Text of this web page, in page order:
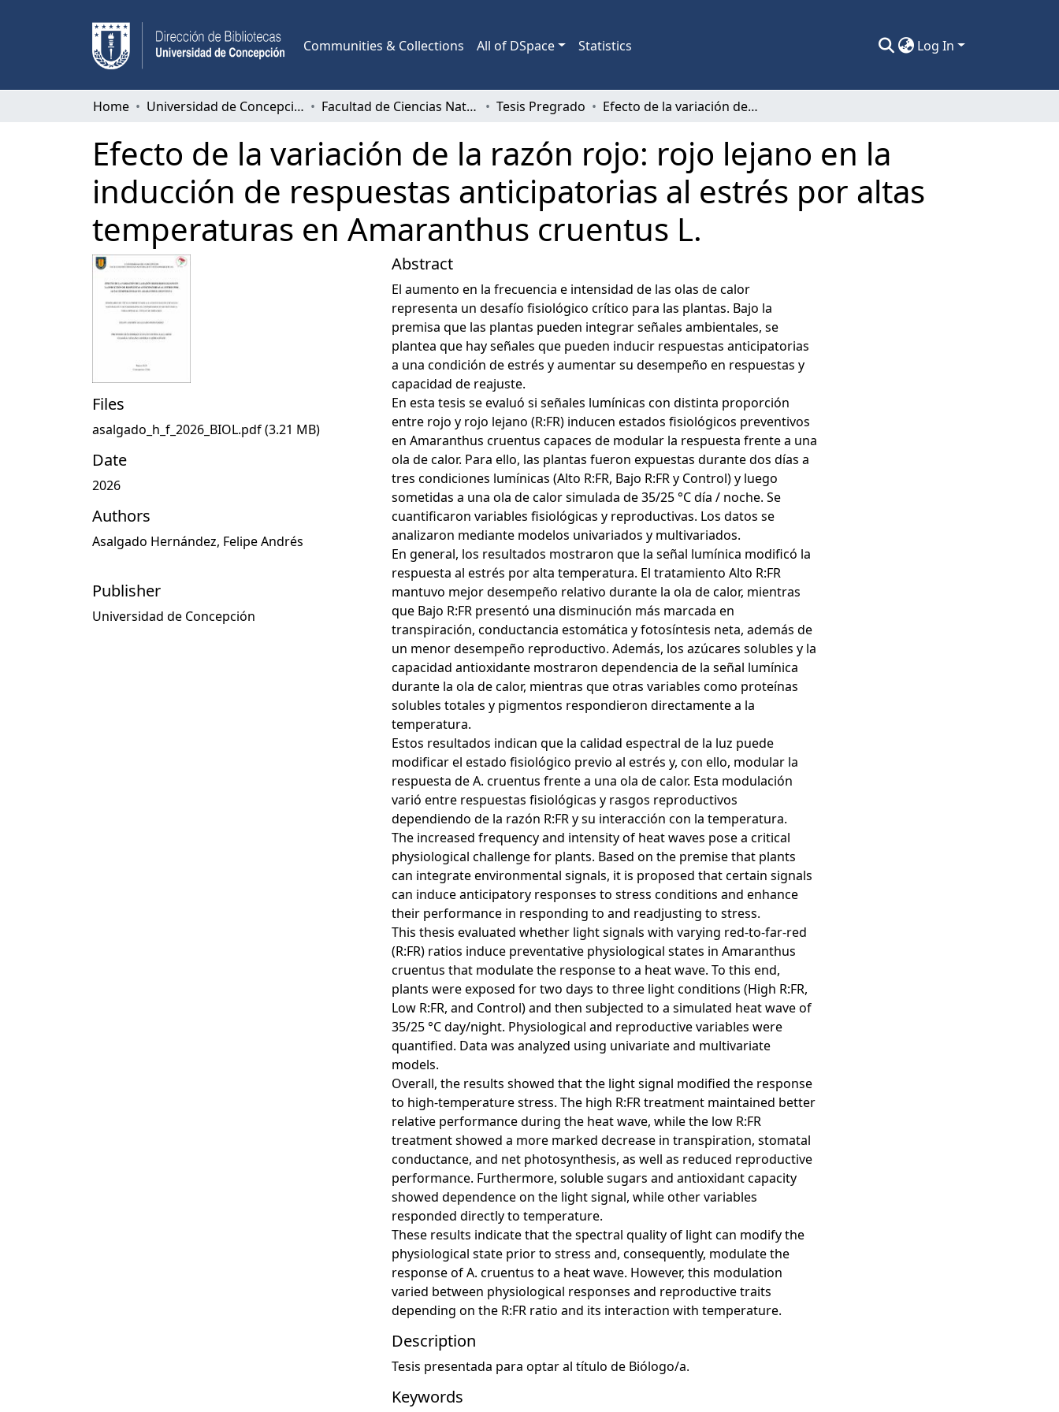
Communities & Collections All of DSpace Statistics Log In
Home Universidad de Concepción Facultad de Ciencias Naturales y Oceanográficas Tesis Pregrado Efecto de la variación de la razón rojo: rojo lejano en la inducción de respuestas anticipatorias al estrés por altas temperaturas en Amaranthus cruentus L.
Efecto de la variación de la razón rojo: rojo lejano en la
inducción de respuestas anticipatorias al estrés por altas
temperaturas en Amaranthus cruentus L.
Files
asalgado_h_f_2026_BIOL.pdf(3.21 MB)
Date
2026
Authors
Asalgado Hernández, Felipe Andrés
Publisher
Universidad de Concepción
Abstract
El aumento en la frecuencia e intensidad de las olas de calor
representa un desafío fisiológico crítico para las plantas. Bajo la
premisa que las plantas pueden integrar señales ambientales, se
plantea que hay señales que pueden inducir respuestas anticipatorias
a una condición de estrés y aumentar su desempeño en respuestas y
capacidad de reajuste.
En esta tesis se evaluó si señales lumínicas con distinta proporción
entre rojo y rojo lejano (R:FR) inducen estados fisiológicos preventivos
en Amaranthus cruentus capaces de modular la respuesta frente a una
ola de calor. Para ello, las plantas fueron expuestas durante dos días a
tres condiciones lumínicas (Alto R:FR, Bajo R:FR y Control) y luego
sometidas a una ola de calor simulada de 35/25 °C día / noche. Se
cuantificaron variables fisiológicas y reproductivas. Los datos se
analizaron mediante modelos univariados y multivariados.
En general, los resultados mostraron que la señal lumínica modificó la
respuesta al estrés por alta temperatura. El tratamiento Alto R:FR
mantuvo mejor desempeño relativo durante la ola de calor, mientras
que Bajo R:FR presentó una disminución más marcada en
transpiración, conductancia estomática y fotosíntesis neta, además de
un menor desempeño reproductivo. Además, los azúcares solubles y la
capacidad antioxidante mostraron dependencia de la señal lumínica
durante la ola de calor, mientras que otras variables como proteínas
solubles totales y pigmentos respondieron directamente a la
temperatura.
Estos resultados indican que la calidad espectral de la luz puede
modificar el estado fisiológico previo al estrés y, con ello, modular la
respuesta de A. cruentus frente a una ola de calor. Esta modulación
varió entre respuestas fisiológicas y rasgos reproductivos
dependiendo de la razón R:FR y su interacción con la temperatura.
The increased frequency and intensity of heat waves pose a critical
physiological challenge for plants. Based on the premise that plants
can integrate environmental signals, it is proposed that certain signals
can induce anticipatory responses to stress conditions and enhance
their performance in responding to and readjusting to stress.
This thesis evaluated whether light signals with varying red-to-far-red
(R:FR) ratios induce preventative physiological states in Amaranthus
cruentus that modulate the response to a heat wave. To this end,
plants were exposed for two days to three light conditions (High R:FR,
Low R:FR, and Control) and then subjected to a simulated heat wave of
35/25 °C day/night. Physiological and reproductive variables were
quantified. Data was analyzed using univariate and multivariate
models.
Overall, the results showed that the light signal modified the response
to high-temperature stress. The high R:FR treatment maintained better
relative performance during the heat wave, while the low R:FR
treatment showed a more marked decrease in transpiration, stomatal
conductance, and net photosynthesis, as well as reduced reproductive
performance. Furthermore, soluble sugars and antioxidant capacity
showed dependence on the light signal, while other variables
responded directly to temperature.
These results indicate that the spectral quality of light can modify the
physiological state prior to stress and, consequently, modulate the
response of A. cruentus to a heat wave. However, this modulation
varied between physiological responses and reproductive traits
depending on the R:FR ratio and its interaction with temperature.
Description
Tesis presentada para optar al título de Biólogo/a.
Keywords